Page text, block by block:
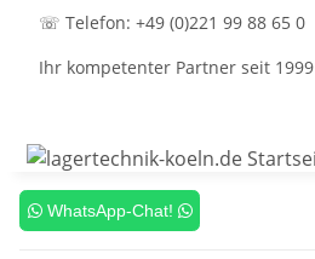
☏ Telefon: +49 (0)221 99 88 65 0
Ihr kompetenter Partner seit 1999
WhatsApp-Chat!